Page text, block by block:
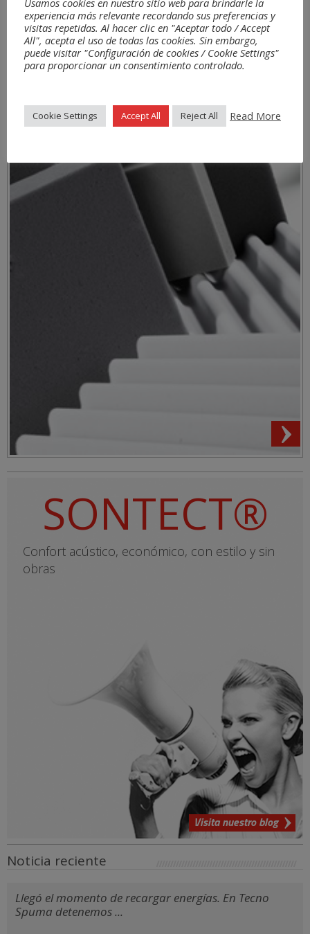
SONTECT®
Confort acústico, económico, con estilo y sin
obras
Visita nuestro blog
Noticia reciente
Llegó el momento de recargar energías. En Tecno
Spuma detenemos ...
experiencia más relevante recordando sus preferencias y
visitas repetidas. Al hacer clic en "Aceptar todo / Accept
All", acepta el uso de todas las cookies. Sin embargo,
puede visitar "Configuración de cookies / Cookie Settings"
para proporcionar un consentimiento controlado.
Cookie Settings Accept All Reject All Read More